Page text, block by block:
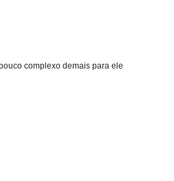
complexo demais para ele